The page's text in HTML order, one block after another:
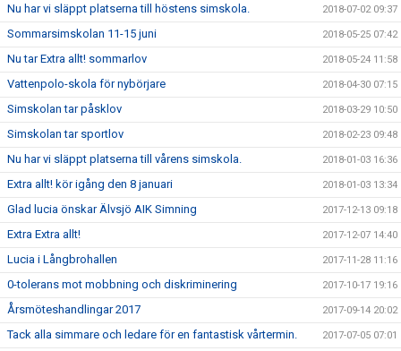
Nu har vi släppt platserna till höstens simskola. 2018-07-02 09:37
Sommarsimskolan 11-15 juni 2018-05-25 07:42
Nu tar Extra allt! sommarlov 2018-05-24 11:58
Vattenpolo-skola för nybörjare 2018-04-30 07:15
Simskolan tar påsklov 2018-03-29 10:50
Simskolan tar sportlov 2018-02-23 09:48
Nu har vi släppt platserna till vårens simskola. 2018-01-03 16:36
Extra allt! kör igång den 8 januari 2018-01-03 13:34
Glad lucia önskar Älvsjö AIK Simning 2017-12-13 09:18
Extra Extra allt! 2017-12-07 14:40
Lucia i Långbrohallen 2017-11-28 11:16
0-tolerans mot mobbning och diskriminering 2017-10-17 19:16
Årsmöteshandlingar 2017 2017-09-14 20:02
Tack alla simmare och ledare för en fantastisk vårtermin. 2017-07-05 07:01